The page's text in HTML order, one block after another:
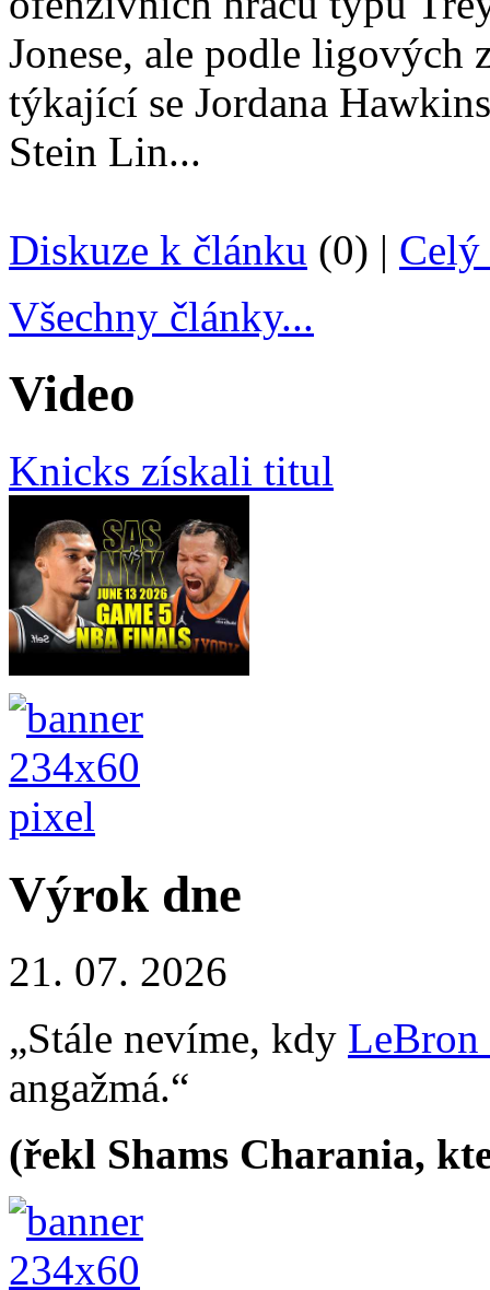
Jonese, ale podle ligových
týkající se Jordana
Stein Lin...
Diskuze k článku (0) | Celý
Všechny články...
Video
Knicks získali titul
Výrok dne
21. 07. 2026
„Stále nevíme, kdy LeBron
angažmá.“
(řekl Shams Charania,